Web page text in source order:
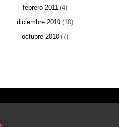
febrero 2011 (4)
diciembre 2010 (10)
octubre 2010 (7)